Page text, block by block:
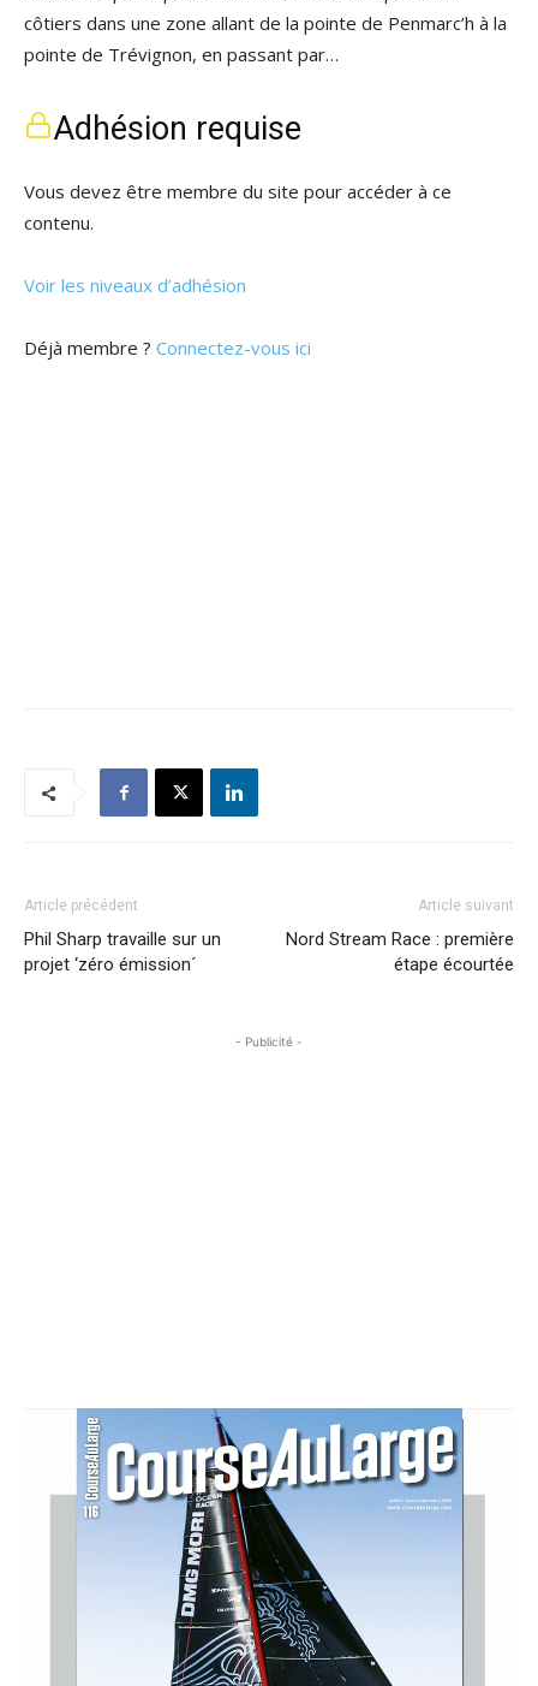
côtiers dans une zone allant de la pointe de Penmarc’h à la
pointe de Trévignon, en passant par…
Adhésion requise
Vous devez être membre du site pour accéder à ce
contenu.
Voir les niveaux d’adhésion
Déjà membre ? Connectez-vous ici
Article précédent
Phil Sharp travaille sur un
projet ‘zéro émission´
Article suivant
Nord Stream Race : première
étape écourtée
- Publicité -